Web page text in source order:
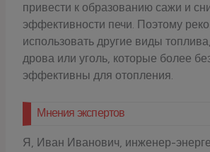
привести к образованию сажи и
эффективности печи. Поэтому
использовать другие виды
дрова или уголь, которые более
эффективны для отопления.
Мнения экспертов
Я, Иван Иванович, инженер-